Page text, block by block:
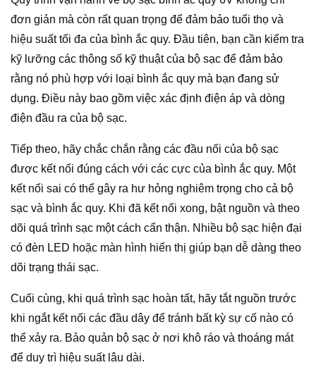
đơn giản mà còn rất quan trọng để đảm bảo tuổi thọ và
hiệu suất tối đa của bình ắc quy. Đầu tiên, bạn cần kiểm tra
kỹ lưỡng các thông số kỹ thuật của bộ sạc để đảm bảo
rằng nó phù hợp với loại bình ắc quy mà bạn đang sử
dụng. Điều này bao gồm việc xác định điện áp và dòng
điện đầu ra của bộ sạc.
Tiếp theo, hãy chắc chắn rằng các đầu nối của bộ sạc
được kết nối đúng cách với các cực của bình ắc quy. Một
kết nối sai có thể gây ra hư hỏng nghiêm trọng cho cả bộ
sạc và bình ắc quy. Khi đã kết nối xong, bật nguồn và theo
dõi quá trình sạc một cách cẩn thận. Nhiều bộ sạc hiện đại
có đèn LED hoặc màn hình hiển thị giúp bạn dễ dàng theo
dõi trạng thái sạc.
Cuối cùng, khi quá trình sạc hoàn tất, hãy tắt nguồn trước
khi ngắt kết nối các đầu dây để tránh bất kỳ sự cố nào có
thể xảy ra. Bảo quản bộ sạc ở nơi khô ráo và thoáng mát
để duy trì hiệu suất lâu dài.